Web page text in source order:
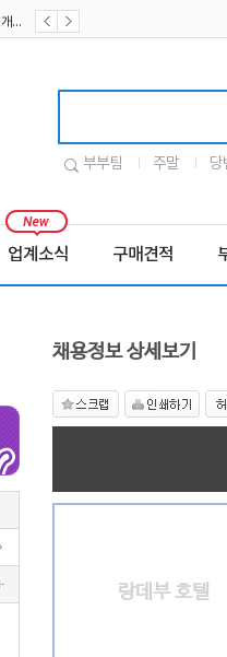
부부팀 주말 당
업계소식 구매견적
채용정보 상세보기
랑데부 호텔